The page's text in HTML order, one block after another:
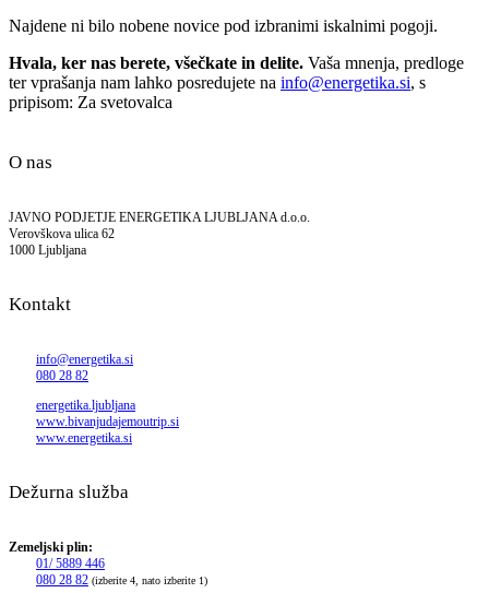
Najdene ni bilo nobene novice pod izbranimi iskalnimi pogoji.
Hvala, ker nas berete, všečkate in delite. Vaša mnenja, predloge
ter vprašanja nam lahko posredujete na info@energetika.si, s
pripisom: Za svetovalca
O nas
JAVNO PODJETJE ENERGETIKA LJUBLJANA d.o.o.
Verovškova ulica 62
1000 Ljubljana
Kontakt
info@energetika.si
080 28 82
energetika.ljubljana
www.bivanjudajemoutrip.si
www.energetika.si
Dežurna služba
Zemeljski plin:
01/ 5889 446
080 28 82 (izberite 4, nato izberite 1)